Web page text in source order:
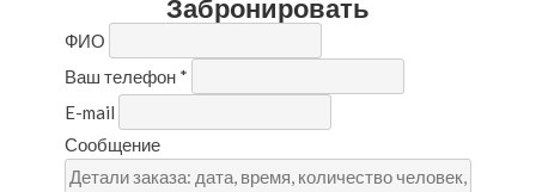
Забронировать
ФИО
Ваш телефон *
E-mail
Сообщение